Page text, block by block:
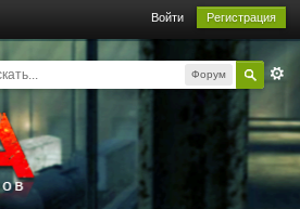
Войти Регистрация
Форум